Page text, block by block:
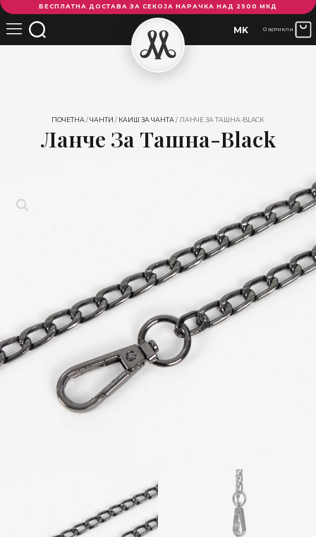
БЕСПЛАТНА ДОСТАВА ЗА СЕКОЈА НАРАЧКА НАД 2500 МКД
MK 0 артикли
ПОЧЕТНА/ЧАНТИ / КАИШ ЗА ЧАНТА/ ЛАНЧЕ ЗА ТАШНА-BLACK
Ланче За Ташна-Black
за
ташна-
Black
количина